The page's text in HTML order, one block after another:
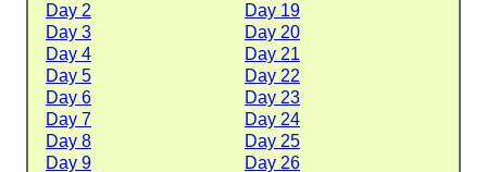
Day 2
Day 19
Day 3
Day 20
Day 4
Day 21
Day 5
Day 22
Day 6
Day 23
Day 7
Day 24
Day 8
Day 25
Day 9
Day 26